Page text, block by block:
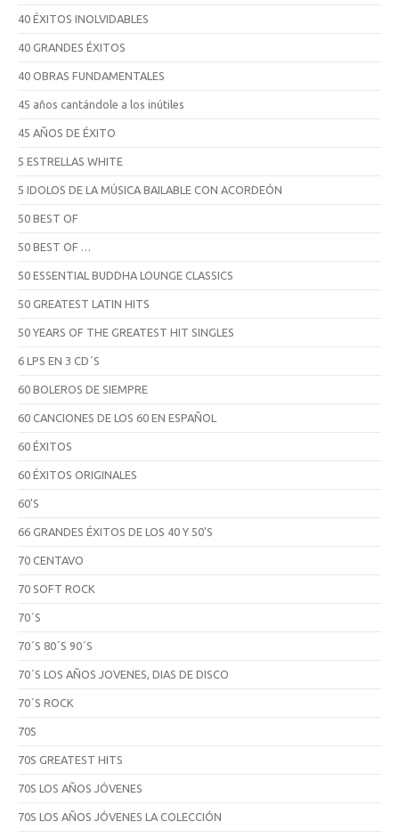
40 ÉXITOS INOLVIDABLES
40 GRANDES ÉXITOS
40 OBRAS FUNDAMENTALES
45 años cantándole a los inútiles
45 AÑOS DE ÉXITO
5 ESTRELLAS WHITE
5 IDOLOS DE LA MÚSICA BAILABLE CON ACORDEÓN
50 BEST OF
50 BEST OF …
50 ESSENTIAL BUDDHA LOUNGE CLASSICS
50 GREATEST LATIN HITS
50 YEARS OF THE GREATEST HIT SINGLES
6 LPS EN 3 CD´S
60 BOLEROS DE SIEMPRE
60 CANCIONES DE LOS 60 EN ESPAÑOL
60 ÉXITOS
60 ÉXITOS ORIGINALES
60'S
66 GRANDES ÉXITOS DE LOS 40 Y 50'S
70 CENTAVO
70 SOFT ROCK
70´S
70´S 80´S 90´S
70´S LOS AÑOS JOVENES, DIAS DE DISCO
70´S ROCK
70S
70S GREATEST HITS
70S LOS AÑOS JÓVENES
70S LOS AÑOS JÓVENES LA COLECCIÓN